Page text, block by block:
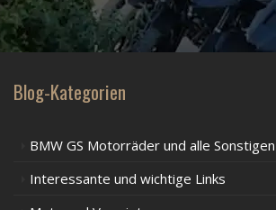
Blog-Kategorien
BMW GS Motorräder und alle Sonstigen
Interessante und wichtige Links